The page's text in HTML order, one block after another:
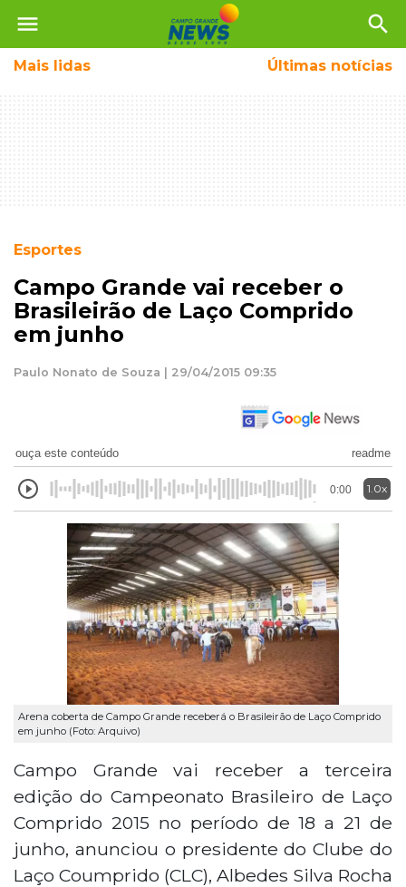
menu search
Mais lidas Últimas notícias
Esportes
Campo Grande vai receber o
Brasileirão de Laço Comprido
em junho
Paulo Nonato de Souza | 29/04/2015 09:35
ouça este conteúdo readme
0:00 1.0x
Arena coberta de Campo Grande receberá o Brasileirão de Laço Comprido
em junho (Foto: Arquivo)
Campo Grande vai receber a terceira
edição do Campeonato Brasileiro de Laço
Comprido 2015 no período de 18 a 21 de
junho, anunciou o presidente do Clube do
Laço Coumprido (CLC), Albedes Silva Rocha